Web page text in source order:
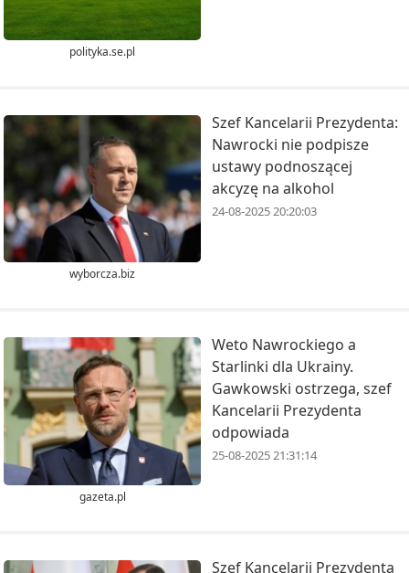
polityka.se.pl
wyborcza.biz
Szef Kancelarii Prezydenta:
Nawrocki nie podpisze
ustawy podnoszącej
akcyzę na alkohol
24-08-2025 20:20:03
gazeta.pl
Weto Nawrockiego a
Starlinki dla Ukrainy.
Gawkowski ostrzega, szef
Kancelarii Prezydenta
odpowiada
25-08-2025 21:31:14
Szef Kancelarii Prezydenta